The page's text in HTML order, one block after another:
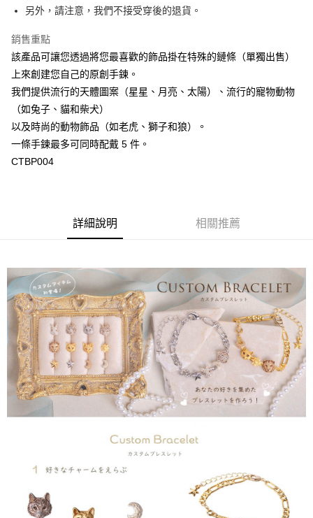
另外，請注意，我們不接受穿後的退貨。
銷售重點
該產品可讓您透過將您最喜歡的飾品掛在特殊的鏈條（單獨出售）
上來創建您自己的原創手鍊。
我們提供流行的天體圖案（星星、月亮、太陽）、流行的寵物動物
（如兔子、貓和柴犬）
以及時尚的動物飾品（如老虎、獅子和狼）。
一條手鍊最多可同時配戴 5 件。
CTBP004
詳細說明 相關推薦